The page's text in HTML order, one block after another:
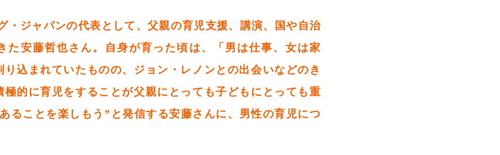
・ジャパンの代表として、父親の育児支援、講演、国や自治
た安藤哲也さん。自身が育った頃は、「男は仕事、女は家
り込まれていたものの、ジョン・レノンとの出会いなどのき
極的に育児をすることが父親にとっても子どもにとっても重
ることを楽しもう”と発信する安藤さんに、男性の育児につ